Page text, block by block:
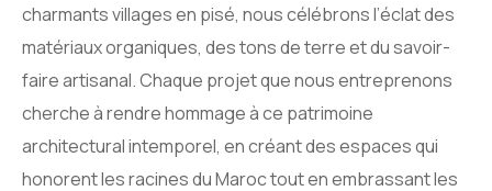
charmants villages en pisé, nous célébrons l’éclat des
matériaux organiques, des tons de terre et du savoir-
faire artisanal. Chaque projet que nous entreprenons
cherche à rendre hommage à ce patrimoine
architectural intemporel, en créant des espaces qui
honorent les racines du Maroc tout en embrassant les